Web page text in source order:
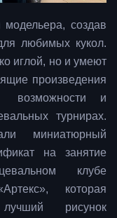
создав
любимых кукол.
иглой, но и умеют
произведения
возможности и
турнирах.
миниатюрный
на занятие
клубе
которая
рисунок